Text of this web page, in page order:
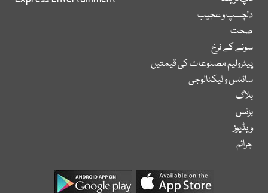
دلچسپ و عجیب
صحت
سونے کے نرخ
پیٹرولیم مصنوعات کی قیمتیں
سائنس و ٹیکنالوجی
بلاگ
بزنس
ویڈیوز
جرائم